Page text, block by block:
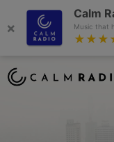
×
Calm
Music that